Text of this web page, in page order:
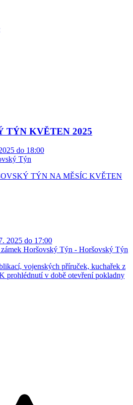
TÝN KVĚTEN 2025
do 18:00
Týn
TÝN NA MĚSÍC KVĚTEN
2025 do 17:00
zámek Horšovský Týn - Horšovský Týn
vojenských příruček, kuchařek z
prohlédnutí v době otevření pokladny